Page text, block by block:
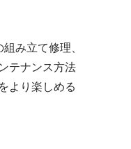
み立て修理、
テナンス方法
より楽しめる